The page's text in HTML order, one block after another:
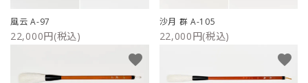
風云 A-97
22,000円(税込)
沙月 群 A-105
22,000円(税込)
favorite favorite